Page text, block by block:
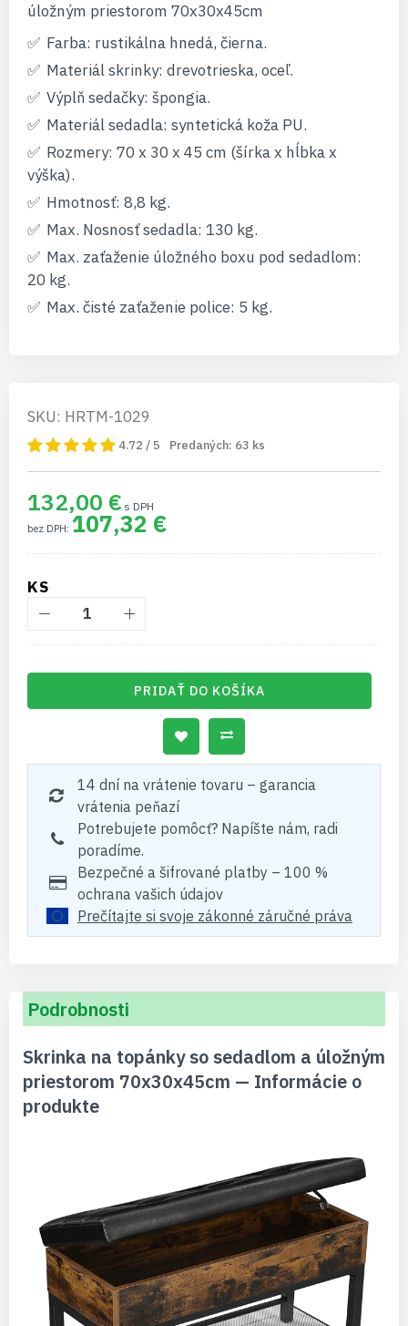
úložným priestorom 70x30x45cm
Farba: rustikálna hnedá, čierna.
Materiál skrinky: drevotrieska, oceľ.
Výplň sedačky: špongia.
Materiál sedadla: syntetická koža PU.
Rozmery: 70 x 30 x 45 cm (šírka x hĺbka x
výška).
Hmotnosť: 8,8 kg.
Max. Nosnosť sedadla: 130 kg.
Max. zaťaženie úložného boxu pod sedadlom:
20 kg.
Max. čisté zaťaženie police: 5 kg.
SKU: HRTM-1029
4.72 / 5 Predaných: 63 ks
132,00 €
107,32 €
KS
PRIDAŤ DO KOŠÍKA
14 dní na vrátenie tovaru – garancia
vrátenia peňazí
Potrebujete pomôcť? Napíšte nám, radi
poradíme.
Bezpečné a šifrované platby – 100 %
ochrana vašich údajov
Prečítajte si svoje zákonné záručné práva
Podrobnosti
Skrinka na topánky so sedadlom a úložným
priestorom 70x30x45cm — Informácie o
produkte